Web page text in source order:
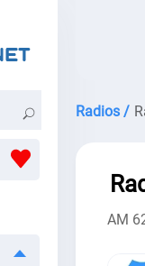
Radios /
AM